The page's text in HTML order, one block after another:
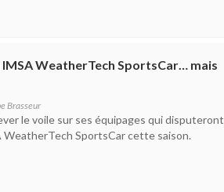
WeatherTech SportsCar… mais
Brasseur
le voile sur ses équipages qui disputeront
WeatherTech SportsCar cette saison.